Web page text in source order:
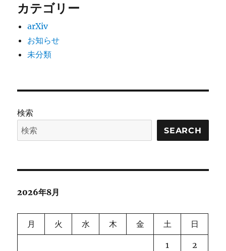
カテゴリー
arXiv
お知らせ
未分類
検索
SEARCH
2026年8月
月 火 水 木 金 土 日
1 2